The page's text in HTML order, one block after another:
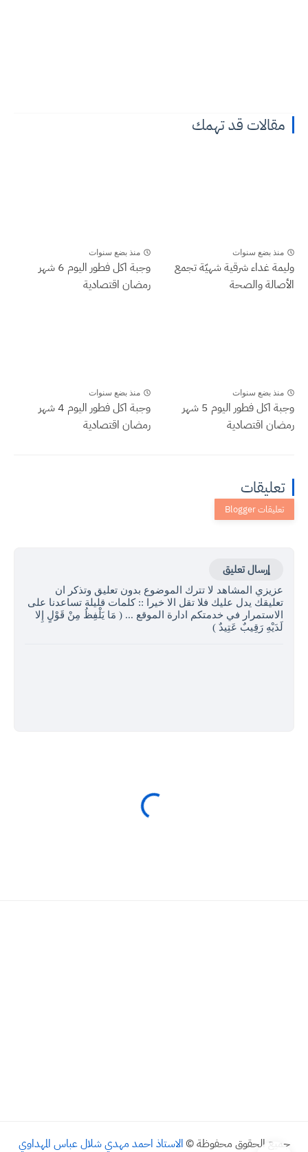
مقالات قد تهمك
منذ بضع سنوات
وليمة غداء شرقية شهيّة تجمع
الأصالة والصحة
منذ بضع سنوات
وجبة اكل فطور اليوم 6 شهر
رمضان اقتصادية
منذ بضع سنوات
وجبة اكل فطور اليوم 5 شهر
رمضان اقتصادية
منذ بضع سنوات
وجبة اكل فطور اليوم 4 شهر
رمضان اقتصادية
تعليقات
إرسال تعليق
عزيزي المشاهد لا تترك الموضوع بدون تعليق وتذكر ان
تعليقك يدل عليك فلا تقل الا خيرا :: كلمات قليلة تساعدنا على
الاستمرار في خدمتكم ادارة الموقع ... ( مَا يَلْفِظُ مِنْ قَوْلٍ إِلا
لَدَيْهِ رَقِيبٌ عَتِيدٌ )
جميع الحقوق محفوظة © الاستاذ احمد مهدي شلال عباس المهداوي